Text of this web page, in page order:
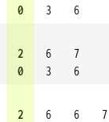
0 3 6
2
0
6
3
7
6
2
6
6
7